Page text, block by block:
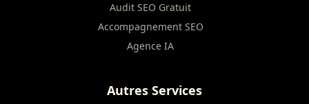
Audit SEO Gratuit
Accompagnement SEO
Agence IA
Autres Services